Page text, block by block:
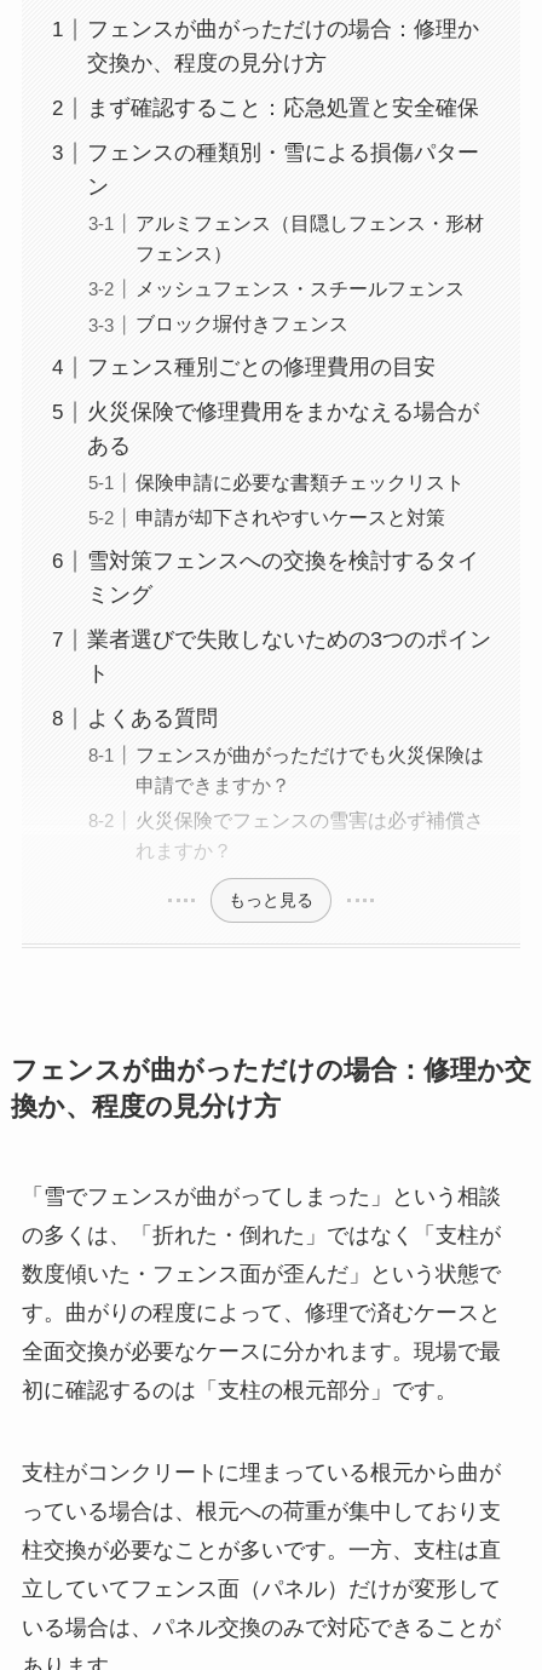
フェンスが曲がっただけの場合：修理か
交換か、程度の見分け方
まず確認すること：応急処置と安全確保
フェンスの種類別・雪による損傷パター
ン
アルミフェンス（目隠しフェンス・形材
フェンス）
メッシュフェンス・スチールフェンス
ブロック塀付きフェンス
フェンス種別ごとの修理費用の目安
火災保険で修理費用をまかなえる場合が
ある
保険申請に必要な書類チェックリスト
申請が却下されやすいケースと対策
雪対策フェンスへの交換を検討するタイ
ミング
業者選びで失敗しないための3つのポイン
ト
よくある質問
フェンスが曲がっただけでも火災保険は
申請できますか？
火災保険でフェンスの雪害は必ず補償さ
れますか？
もっと見る
フェンスが曲がっただけの場合：修理か交
換か、程度の見分け方
「雪でフェンスが曲がってしまった」という相談
の多くは、「折れた・倒れた」ではなく「支柱が
数度傾いた・フェンス面が歪んだ」という状態で
す。曲がりの程度によって、修理で済むケースと
全面交換が必要なケースに分かれます。現場で最
初に確認するのは「支柱の根元部分」です。
支柱がコンクリートに埋まっている根元から曲が
っている場合は、根元への荷重が集中しており支
柱交換が必要なことが多いです。一方、支柱は直
立していてフェンス面（パネル）だけが変形して
いる場合は、パネル交換のみで対応できることが